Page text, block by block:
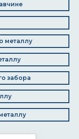
металлу
забора